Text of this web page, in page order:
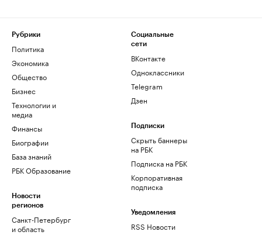
Рубрики
Политика
Экономика
Общество
Бизнес
Технологии и
медиа
Финансы
Биографии
База знаний
РБК Образование
Новости
регионов
Санкт-Петербург
и область
Социальные
сети
ВКонтакте
Одноклассники
Telegram
Дзен
Подписки
Скрыть баннеры
на РБК
Подписка на РБК
Корпоративная
подписка
Уведомления
RSS Новости